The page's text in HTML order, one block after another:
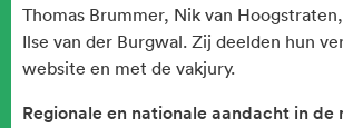
Thomas Brummer, Nik van
Ilse van der Burgwal. Zij deelden hun
website en met de vakjury.
Regionale en nationale aandacht in de